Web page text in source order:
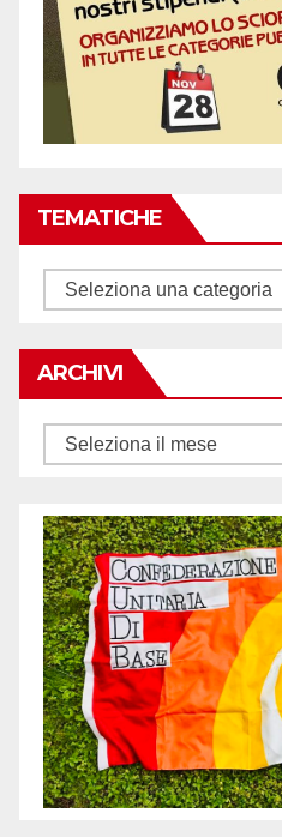
TEMATICHE
Tematiche
ARCHIVI
Archivi